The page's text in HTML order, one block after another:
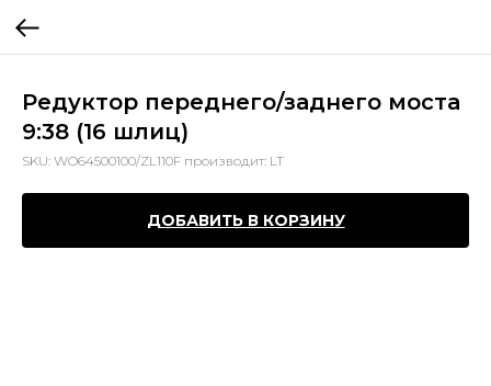
Редуктор переднего/заднего моста
9:38 (16 шлиц)
SKU: WO64500100/ZL110F производит: LT
ДОБАВИТЬ В КОРЗИНУ